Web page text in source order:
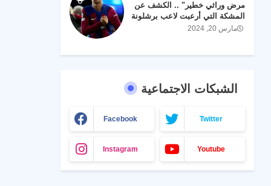
مرض وراثي خطير" .. الكشف عن
المشكة التي أرعبت لاعب برشلونة
جواو كانسيلو
مارس 20, 2024
الشبكات الاجتماعية
Facebook Twitter
Instagram Youtube